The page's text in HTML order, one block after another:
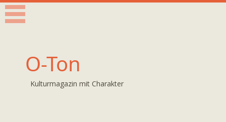
O-Ton
Kulturmagazin mit Charakter